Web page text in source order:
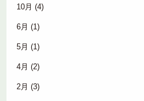
10月 (4)
6月 (1)
5月 (1)
4月 (2)
2月 (3)